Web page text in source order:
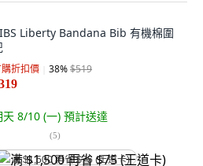
Liberty Bandana Bib 有機棉圍
折扣價 38%$519
天 8/10 (一) 預計送達
(5)
满 $1,500 再省 $75 (王道卡)